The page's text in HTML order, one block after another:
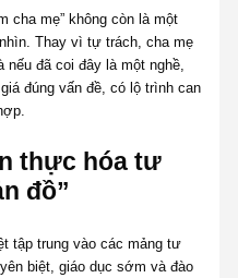
cha mẹ” không còn là một
Thay vì tự trách, cha mẹ
nếu đã coi đây là một nghề,
đúng vấn đề, có lộ trình can
thực hóa tư
đồ”
tập trung vào các mảng tư
biệt, giáo dục sớm và đào